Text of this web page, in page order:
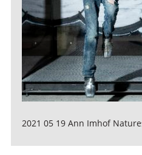
2021 05 19 Ann Imhof